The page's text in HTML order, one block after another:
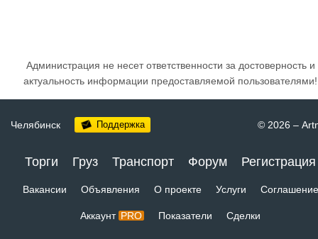
Администрация не несет ответственности за достоверность и
актуальность информации предоставляемой пользователями!
Челябинск Поддержка © 2026 –
Торги Груз Транспорт Форум Регистрация
Вакансии Объявления О проекте Услуги Соглашение
Аккаунт PRO Показатели Сделки